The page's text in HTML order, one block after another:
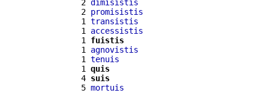
  2
dimisistis
  2
promisistis
  1
transistis
  1
accessistis
  1
fuistis
  1
agnovistis
  1
tenuis
  1
quis
  4
suis
  5
mortuis